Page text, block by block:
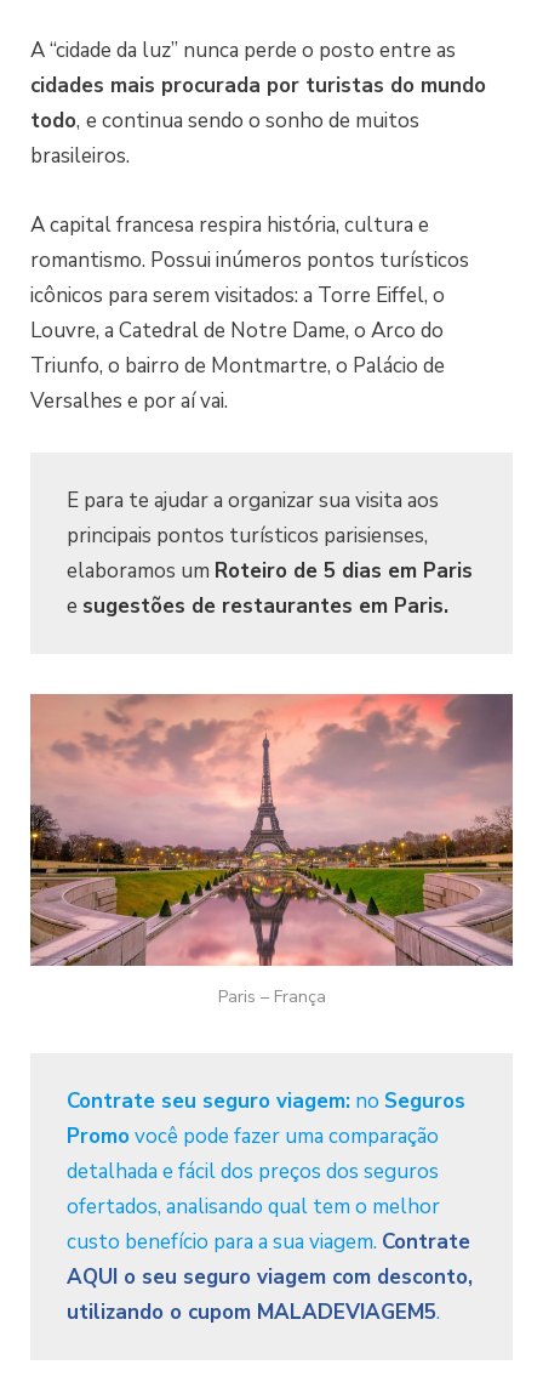
A “cidade da luz” nunca perde o posto entre as
cidades mais procurada por turistas do mundo
todo, e continua sendo o sonho de muitos
brasileiros.
A capital francesa respira história, cultura e
romantismo. Possui inúmeros pontos turísticos
icônicos para serem visitados: a Torre Eiffel, o
Louvre, a Catedral de Notre Dame, o Arco do
Triunfo, o bairro de Montmartre, o Palácio de
Versalhes e por aí vai.
E para te ajudar a organizar sua visita aos
principais pontos turísticos parisienses,
elaboramos um Roteiro de 5 dias em Paris
e sugestões de restaurantes em Paris.
Paris – França
Contrate seu seguro viagem: no Seguros
Promovocê pode fazer uma comparação
detalhada e fácil dos preços dos seguros
ofertados, analisando qual tem o melhor
custo benefício para a sua viagem. Contrate
AQUI o seu seguro viagem com desconto,
utilizando o cupom MALADEVIAGEM5.